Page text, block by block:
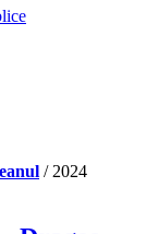
/ 2024